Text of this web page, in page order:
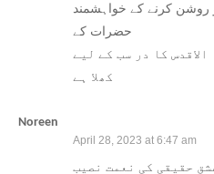
کرنے کے خواہشمند
حضرات کے
کا در سب کے لیے
کھلا ہے
Noreen
April 28, 2023 at 6:47 am
حقیقی کی نعمت نصیب